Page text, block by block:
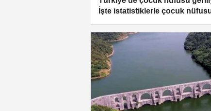
İşte istatistiklerle çocuk